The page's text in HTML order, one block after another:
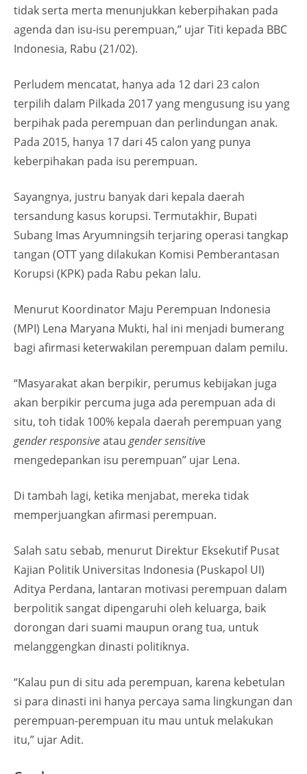
tidak serta merta menunjukkan keberpihakan pada
agenda dan isu-isu perempuan,” ujar Titi kepada BBC
Indonesia, Rabu (21/02).
Perludem mencatat, hanya ada 12 dari 23 calon
terpilih dalam Pilkada 2017 yang mengusung isu yang
berpihak pada perempuan dan perlindungan anak.
Pada 2015, hanya 17 dari 45 calon yang punya
keberpihakan pada isu perempuan.
Sayangnya, justru banyak dari kepala daerah
tersandung kasus korupsi. Termutakhir, Bupati
Subang Imas Aryumningsih terjaring operasi tangkap
tangan (OTT yang dilakukan Komisi Pemberantasan
Korupsi (KPK) pada Rabu pekan lalu.
Menurut Koordinator Maju Perempuan Indonesia
(MPI) Lena Maryana Mukti, hal ini menjadi bumerang
bagi afirmasi keterwakilan perempuan dalam pemilu.
“Masyarakat akan berpikir, perumus kebijakan juga
akan berpikir percuma juga ada perempuan ada di
situ, toh tidak 100% kepala daerah perempuan yang
gender responsiveatau gender sensitive
mengedepankan isu perempuan” ujar Lena.
Di tambah lagi, ketika menjabat, mereka tidak
memperjuangkan afirmasi perempuan.
Salah satu sebab, menurut Direktur Eksekutif Pusat
Kajian Politik Universitas Indonesia (Puskapol UI)
Aditya Perdana, lantaran motivasi perempuan dalam
berpolitik sangat dipengaruhi oleh keluarga, baik
dorongan dari suami maupun orang tua, untuk
melanggengkan dinasti politiknya.
“Kalau pun di situ ada perempuan, karena kebetulan
si para dinasti ini hanya percaya sama lingkungan dan
perempuan-perempuan itu mau untuk melakukan
itu,” ujar Adit.